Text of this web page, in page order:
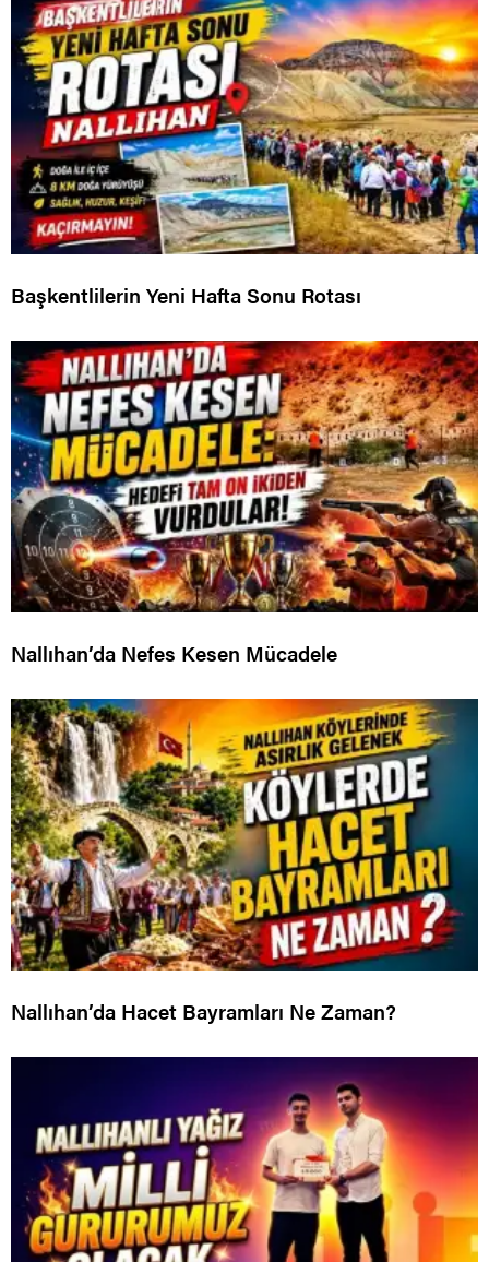
Başkentlilerin Yeni Hafta Sonu Rotası
Nallıhan’da Nefes Kesen Mücadele
Nallıhan’da Hacet Bayramları Ne Zaman?